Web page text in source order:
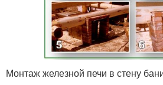
Монтаж железной печи в стену